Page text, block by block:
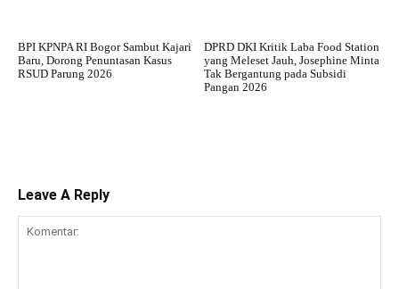
BPI KPNPA RI Bogor Sambut Kajari
Baru, Dorong Penuntasan Kasus
RSUD Parung 2026
DPRD DKI Kritik Laba Food Station
yang Meleset Jauh, Josephine Minta
Tak Bergantung pada Subsidi
Pangan 2026
Leave A Reply